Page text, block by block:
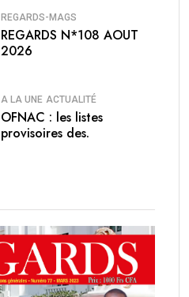
REGARDS-MAGS
REGARDS N*108 AOUT
2026
A LA UNE ACTUALITÉ
OFNAC : les listes
provisoires des.